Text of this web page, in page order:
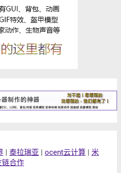
| 泰拉瑞亚 | ocent云计算 | 米
链合作